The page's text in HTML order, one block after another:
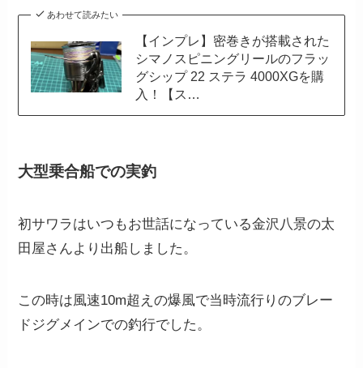
あわせて読みたい
【インプレ】密巻きが搭載された
シマノスピニングリールのフラッ
グシップ 22 ステラ 4000XGを購
入！【ス…
大型乗合船での実釣
初サワラはいつもお世話になっている金沢八景の太
田屋さんより出船しました。
この時は風速10m超えの爆風で当時流行りのブレー
ドジグメインでの釣行でした。